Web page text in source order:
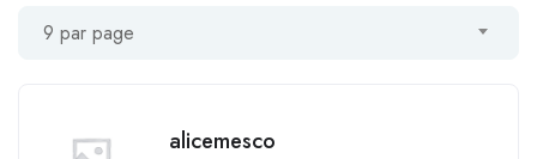
9 par page
alicemesco